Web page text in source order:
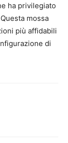
ha privilegiato
mossa
più affidabili
di